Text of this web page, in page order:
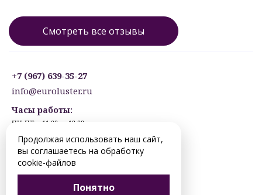
Смотреть все отзывы
+7 (967) 639-35-27
info@euroluster.ru
Часы работы:
ПН-ПТ: с 11:00 до 19:00
ВС: ВЫХОДНОЙ
Предварительная запись.
© 2012-2026 perm.euroluster.ru. Все права защищены.
Продолжая использовать наш сайт,
вы соглашаетесь на обработку
cookie-файлов
Понятно